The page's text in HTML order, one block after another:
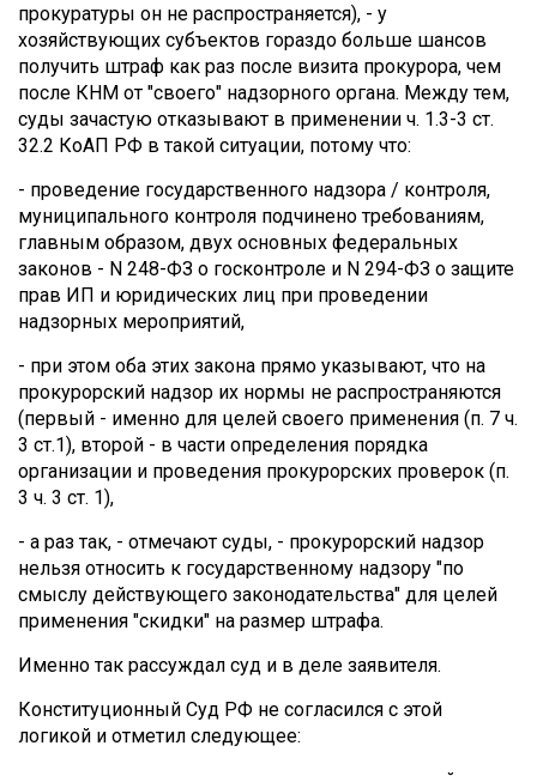
прокуратуры он не распространяется), - у
хозяйствующих субъектов гораздо больше шансов
получить штраф как раз после визита прокурора, чем
после КНМ от "своего" надзорного органа. Между тем,
суды зачастую отказывают в применении ч. 1.3-3 ст.
32.2 КоАП РФ в такой ситуации, потому что:
- проведение государственного надзора / контроля,
муниципального контроля подчинено требованиям,
главным образом, двух основных федеральных
законов - N 248-ФЗ о госконтроле и N 294-ФЗ о защите
прав ИП и юридических лиц при проведении
надзорных мероприятий,
- при этом оба этих закона прямо указывают, что на
прокурорский надзор их нормы не распространяются
(первый - именно для целей своего применения (п. 7 ч.
3 ст.1), второй - в части определения порядка
организации и проведения прокурорских проверок (п.
3 ч. 3 ст. 1),
- а раз так, - отмечают суды, - прокурорский надзор
нельзя относить к государственному надзору "по
смыслу действующего законодательства" для целей
применения "скидки" на размер штрафа.
Именно так рассуждал суд и в деле заявителя.
Конституционный Суд РФ не согласился с этой
логикой и отметил следующее: